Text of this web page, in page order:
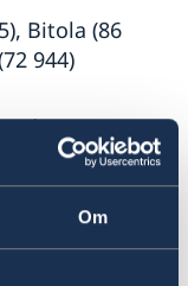
Om
Bitola (86
944)
den senaste
Etniska
(25 procent),
serber (1,5